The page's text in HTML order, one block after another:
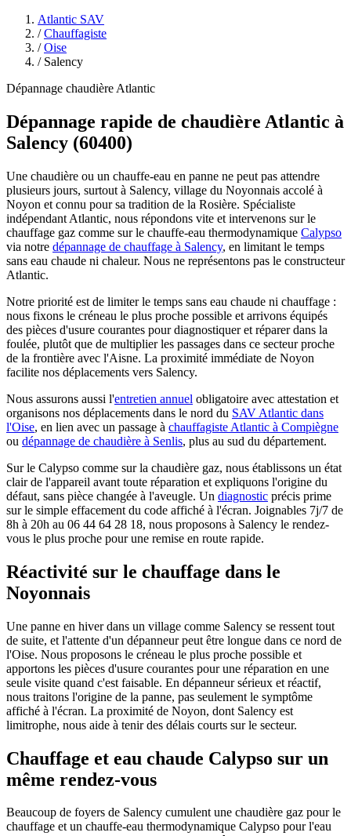
Atlantic SAV
/ Chauffagiste
/ Oise
/ Salency
Dépannage chaudière Atlantic
Dépannage rapide de chaudière Atlantic à
Salency (60400)
Une chaudière ou un chauffe-eau en panne ne peut pas attendre
plusieurs jours, surtout à Salency, village du Noyonnais accolé à
Noyon et connu pour sa tradition de la Rosière. Spécialiste
indépendant Atlantic, nous répondons vite et intervenons sur le
chauffage gaz comme sur le chauffe-eau thermodynamique Calypso
via notre dépannage de chauffage à Salency, en limitant le temps
sans eau chaude ni chaleur. Nous ne représentons pas le constructeur
Atlantic.
Notre priorité est de limiter le temps sans eau chaude ni chauffage :
nous fixons le créneau le plus proche possible et arrivons équipés
des pièces d'usure courantes pour diagnostiquer et réparer dans la
foulée, plutôt que de multiplier les passages dans ce secteur proche
de la frontière avec l'Aisne. La proximité immédiate de Noyon
facilite nos déplacements vers Salency.
Nous assurons aussi l'entretien annuel obligatoire avec attestation et
organisons nos déplacements dans le nord du SAV Atlantic dans
l'Oise, en lien avec un passage à chauffagiste Atlantic à Compiègne
ou dépannage de chaudière à Senlis, plus au sud du département.
Sur le Calypso comme sur la chaudière gaz, nous établissons un état
clair de l'appareil avant toute réparation et expliquons l'origine du
défaut, sans pièce changée à l'aveugle. Un diagnostic précis prime
sur le simple effacement du code affiché à l'écran. Joignables 7j/7 de
8h à 20h au 06 44 64 28 18, nous proposons à Salency le rendez-
vous le plus proche pour une remise en route rapide.
Réactivité sur le chauffage dans le
Noyonnais
Une panne en hiver dans un village comme Salency se ressent tout
de suite, et l'attente d'un dépanneur peut être longue dans ce nord de
l'Oise. Nous proposons le créneau le plus proche possible et
apportons les pièces d'usure courantes pour une réparation en une
seule visite quand c'est faisable. En dépanneur sérieux et réactif,
nous traitons l'origine de la panne, pas seulement le symptôme
affiché à l'écran. La proximité de Noyon, dont Salency est
limitrophe, nous aide à tenir des délais courts sur le secteur.
Chauffage et eau chaude Calypso sur un
même rendez-vous
Beaucoup de foyers de Salency cumulent une chaudière gaz pour le
chauffage et un chauffe-eau thermodynamique Calypso pour l'eau